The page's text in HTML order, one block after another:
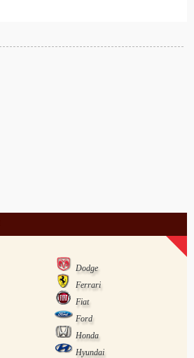
Dodge
Ferrari
Fiat
Ford
Honda
Hyundai